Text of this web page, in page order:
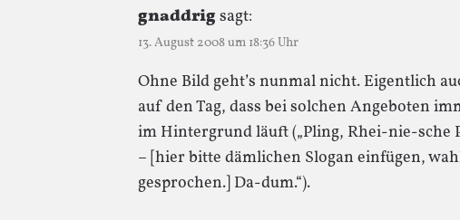
gnaddrigsagt:
13. August 2008 um 18:36 Uhr
Ohne Bild geht’s nunmal nicht. Eigentlich
auf den Tag, dass bei solchen Angeboten
im Hintergrund läuft („Pling, Rhei-nie-sche
– [hier bitte dämlichen Slogan einfügen,
gesprochen.] Da-dum.“).